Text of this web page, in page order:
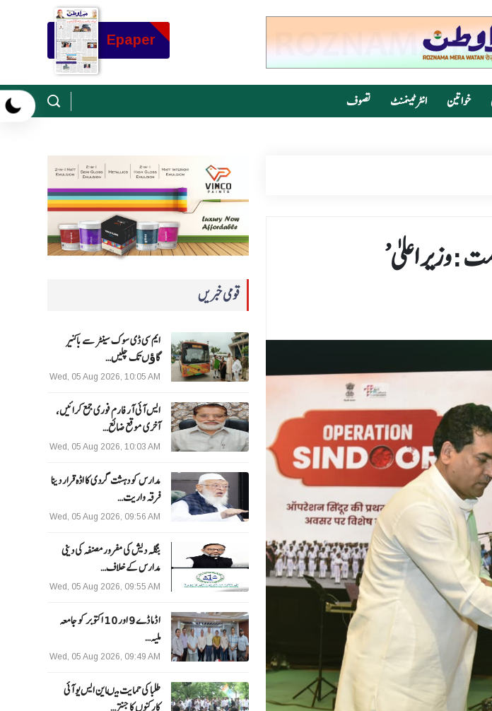
Epaper
خواتین انٹرٹینمنٹ تصوف
قومی خبریں
ایم سی ڈی سوک سینٹر سے باکنیر
گاﺅں تک چلیں…
Wed, 05 Aug 2026, 10:05 AM
ایس آئی آر فارم فوری جمع کرائیں،
آخری موقع ضائع…
Wed, 05 Aug 2026, 10:03 AM
مدارس کو دہشت گردی کا اڈہ قرار دینا
فرقہ واریت…
Wed, 05 Aug 2026, 09:56 AM
بنگلہ دیش کی مفرور مصنفہ کی دینی
مدارس کے خلاف…
Wed, 05 Aug 2026, 09:55 AM
ا ڈما ڈے 9 اور 10 اکتوبر کو جامعہ
ملیہ…
Wed, 05 Aug 2026, 09:49 AM
طلبا کی حمایت میںاین ایس یو آئی